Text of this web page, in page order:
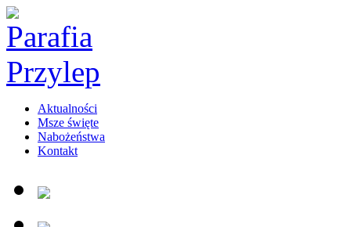
Aktualności
Msze święte
Nabożeństwa
Kontakt